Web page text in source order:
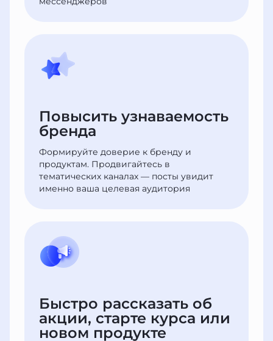
Повысить узнаваемость
бренда
Формируйте доверие к бренду и
продуктам. Продвигайтесь в
тематических каналах — посты увидит
именно ваша целевая аудитория
Быстро рассказать об
акции, старте курса или
новом продукте